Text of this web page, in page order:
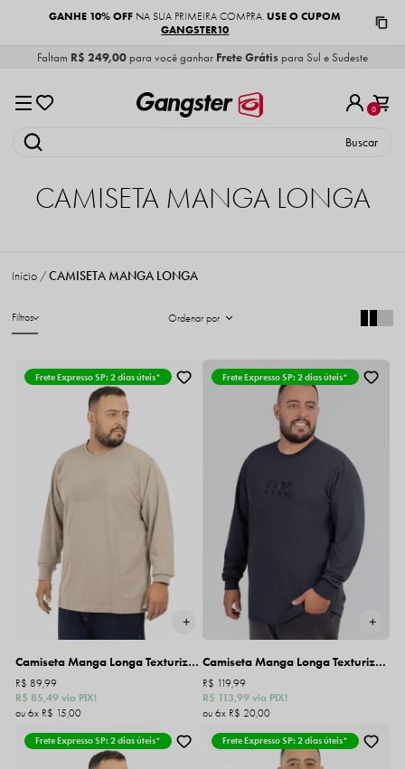
GANHE 10% OFF NA SUA PRIMEIRA COMPRA.USE O CUPOM
GANGSTER10
Faltam R$ 249,00 para você ganhar Frete Grátis para Sul e Sudeste
0
CAMISETA MANGA LONGA
Início CAMISETA MANGA LONGA
Filtros Ordenar por
Frete Expresso SP: 2 dias úteis*
Camiseta Manga Longa Texturizada Plus Size Gangster
R$ 85,49 via PIX!
R$ 89,99
6x R$ 15,00
Frete Expresso SP: 2 dias úteis*
Camiseta Manga Longa Texturizada Plus Size Gangster
R$ 113,99 via PIX!
R$ 119,99
6x R$ 20,00
Frete Expresso SP: 2 dias úteis* Frete Expresso SP: 2 dias úteis*